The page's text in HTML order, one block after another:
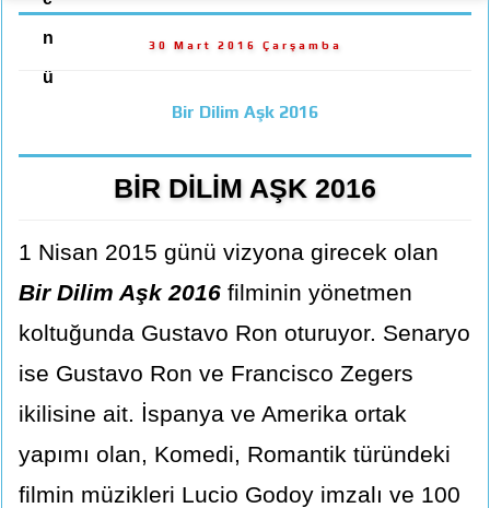
n
ü
30 Mart 2016 Çarşamba
Bir Dilim Aşk 2016
BİR DİLİM AŞK 2016
1 Nisan 2015 günü vizyona girecek olan
Bir Dilim Aşk 2016 filminin yönetmen
koltuğunda Gustavo Ron oturuyor. Senaryo
ise Gustavo Ron ve Francisco Zegers
ikilisine ait. İspanya ve Amerika ortak
yapımı olan, Komedi, Romantik türündeki
filmin müzikleri Lucio Godoy imzalı ve 100